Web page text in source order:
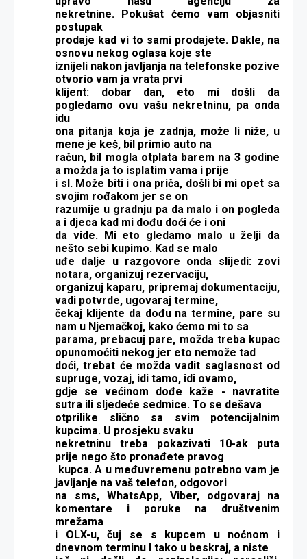
nekretnine. Pokušat ćemo vam objasniti
postupak
prodaje kad vi to sami prodajete. Dakle, na
osnovu nekog oglasa koje ste
iznijeli nakon javljanja na telefonske pozive
otvorio vam ja vrata prvi
klijent: dobar dan, eto mi došli da
pogledamo ovu vašu nekretninu, pa onda
idu
ona pitanja koja je zadnja, može li niže, u
mene je keš, bil primio auto na
račun, bil mogla otplata barem na 3 godine
a možda ja to isplatim vama i prije
i sl. Može biti i ona priča, došli bi mi opet sa
svojim rođakom jer se on
razumije u gradnju pa da malo i on pogleda
a i djeca kad mi dođu doći će i oni
da vide. Mi eto gledamo malo u želji da
nešto sebi kupimo. Kad se malo
uđe dalje u razgovore onda slijedi: zovi
notara, organizuj rezervaciju,
organizuj kaparu, pripremaj dokumentaciju,
vadi potvrde, ugovaraj termine,
čekaj klijente da dođu na termine, pare su
nam u Njemačkoj, kako ćemo mi to sa
parama, prebacuj pare, možda treba kupac
opunomoćiti nekog jer eto nemože tad
doći, trebat će možda vadit saglasnost od
supruge, vozaj, idi tamo, idi ovamo,
gdje se većinom dođe kaže - navratite
sutra ili sljedeće sedmice. To se dešava
otprilike slično sa svim potencijalnim
kupcima. U prosjeku svaku
nekretninu treba pokazivati 10-ak puta
prije nego što pronađete pravog
kupca. A u međuvremenu potrebno vam je
javljanje na vaš telefon, odgovori
na sms, WhatsApp, Viber, odgovaraj na
komentare i poruke na društvenim
mrežama
i OLX-u, čuj se s kupcem u noćnom i
dnevnom terminu I tako u beskraj, a niste